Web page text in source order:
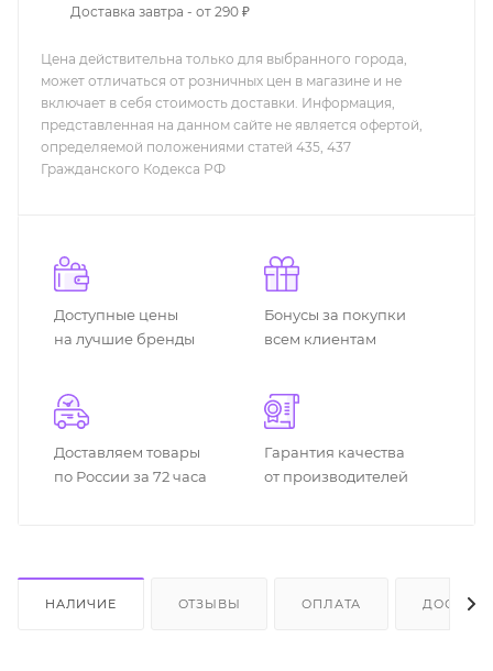
Доставка завтра - от 290 ₽
Цена действительна только для выбранного города,
может отличаться от розничных цен в магазине и не
включает в себя стоимость доставки. Информация,
представленная на данном сайте не является офертой,
определяемой положениями статей 435, 437
Гражданского Кодекса РФ
Доступные цены
на лучшие бренды
Бонусы за покупки
всем клиентам
Доставляем товары
по России за 72 часа
Гарантия качества
от производителей
НАЛИЧИЕ ОТЗЫВЫ ОПЛАТА